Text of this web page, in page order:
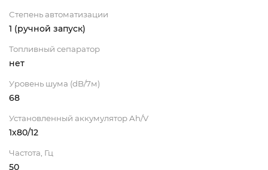
Степень автоматизации
1 (ручной запуск)
Топливный сепаратор
нет
Уровень шума (dB/7м)
68
Установленный аккумулятор Ah/V
1х80/12
Частота, Гц
50